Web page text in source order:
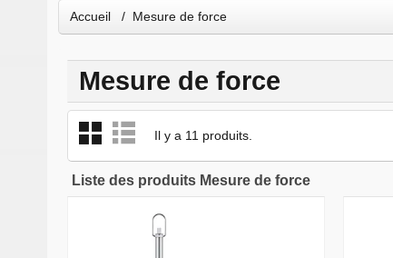
Accueil Mesure de force
Mesure de force
Il y a 11 produits.
Liste des produits Mesure de force